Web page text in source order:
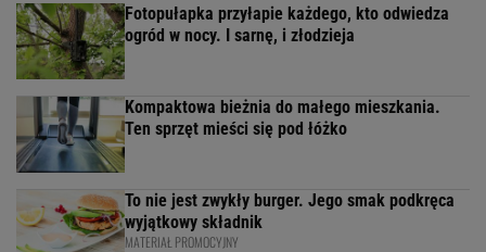
Fotopułapka przyłapie każdego, kto odwiedza
ogród w nocy. I sarnę, i złodzieja
Kompaktowa bieżnia do małego mieszkania.
Ten sprzęt mieści się pod łóżko
To nie jest zwykły burger. Jego smak podkręca
wyjątkowy składnik
MATERIAŁ PROMOCYJNY